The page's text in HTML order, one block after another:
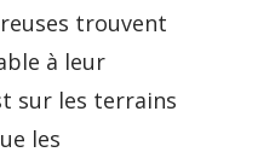
trouvent
à leur
sur les terrains
les